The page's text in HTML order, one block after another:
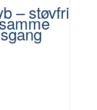
– støvfri